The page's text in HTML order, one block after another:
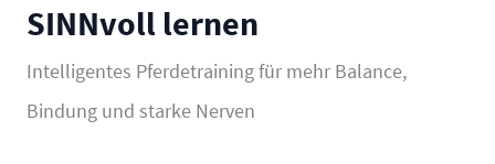
SINNvoll lernen
Intelligentes Pferdetraining für mehr Balance,
Bindung und starke Nerven